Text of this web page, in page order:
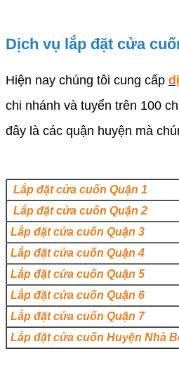
Dịch vụ lắp đặt cửa
Hiện nay chúng tôi cung cấp
chi nhánh và tuyển trên 100
đây là các quận huyện mà
Lắp đặt cửa cuốn Quận 1
Lắp đặt cửa cuốn Quận 2
Lắp đặt cửa cuốn Quận 3
Lắp đặt cửa cuốn Quận 4
Lắp đặt cửa cuốn Quận 5
Lắp đặt cửa cuốn Quận 6
Lắp đặt cửa cuốn Quận 7
Lắp đặt cửa cuốn Huyện Nhà